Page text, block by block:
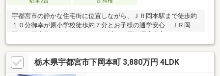
宇都宮市の静かな住宅街に位置しながら、ＪＲ岡本駅まで徒歩約
１０分御幸が原小学校徒歩約７分とお子様の通学安心 ＪＲ岡本
ス3台（内1台はカーポート付き）で、複数台お持ちのご家族も安
心【ご内覧予約受付中】 ご内覧をご希望の方はご希望の日時を
お気軽にお申し付けください （※こちらの物件は居住中物件と
なっております。事前予約をお願いいたします^^） ＝＝＝＝
栃木県宇都宮市下岡本町 3,880万円 4LDK